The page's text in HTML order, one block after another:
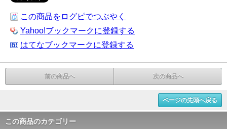
この商品をログピでつぶやく
Yahoo!ブックマークに登録する
はてなブックマークに登録する
前の商品へ 次の商品へ
ページの先頭へ戻る
この商品のカテゴリー